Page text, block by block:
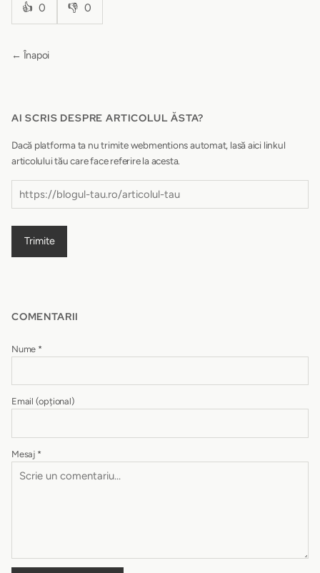
👍 0 👎 0
← Înapoi
AI SCRIS DESPRE ARTICOLUL ĂSTA?
Dacă platforma ta nu trimite webmentions automat, lasă aici linkul
articolului tău care face referire la acesta.
Trimite
COMENTARII
Nume *
Email (opțional)
Mesaj *